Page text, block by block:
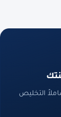
التخليص